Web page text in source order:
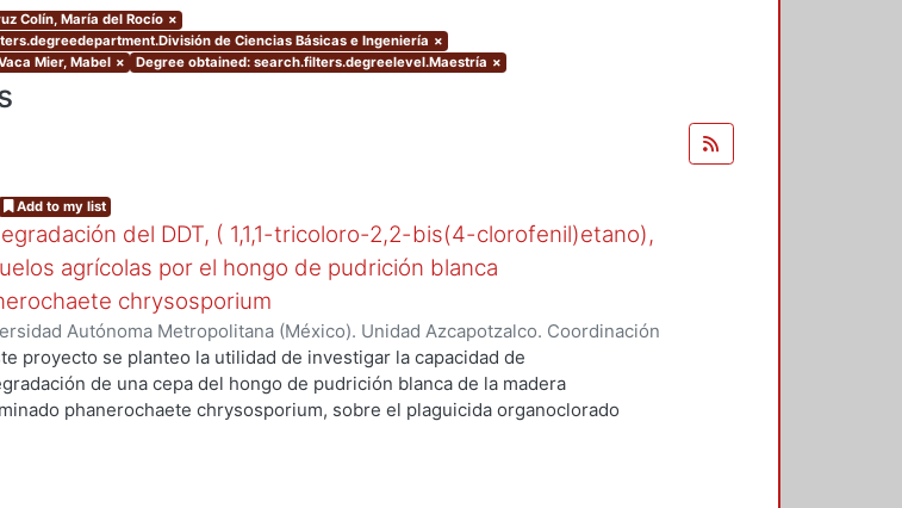
Colín, María del Rocío ×
de Ciencias Básicas e Ingeniería ×
Mier, Mabel × Degree obtained: search.filters.degreelevel.Maestría ×
Add to my list
del DDT, ( 1,1,1-tricoloro-2,2-bis(4-clorofenil)etano),
agrícolas por el hongo de pudrición blanca
chrysosporium
Autónoma Metropolitana (México). Unidad Azcapotzalco. Coordinación
de Información. ,2003-06 )Cruz Colín, María del Rocío
proyecto se planteo la utilidad de investigar la capacidad de
de una cepa del hongo de pudrición blanca de la madera
phanerochaete chrysosporium, sobre el plaguicida organoclorado